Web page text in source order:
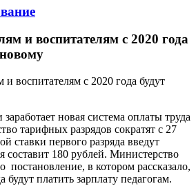
и воспитателям с 2020 года
новая система оплаты труда
тарифных разрядов сократят с 27
ставки первого разряда введут
составит 180 рублей. Министерство
постановление, в котором рассказало,
будут платить зарплату педагогам.